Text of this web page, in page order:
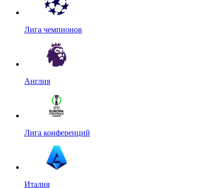
Лига чемпионов
Англия
Лига конференций
Италия